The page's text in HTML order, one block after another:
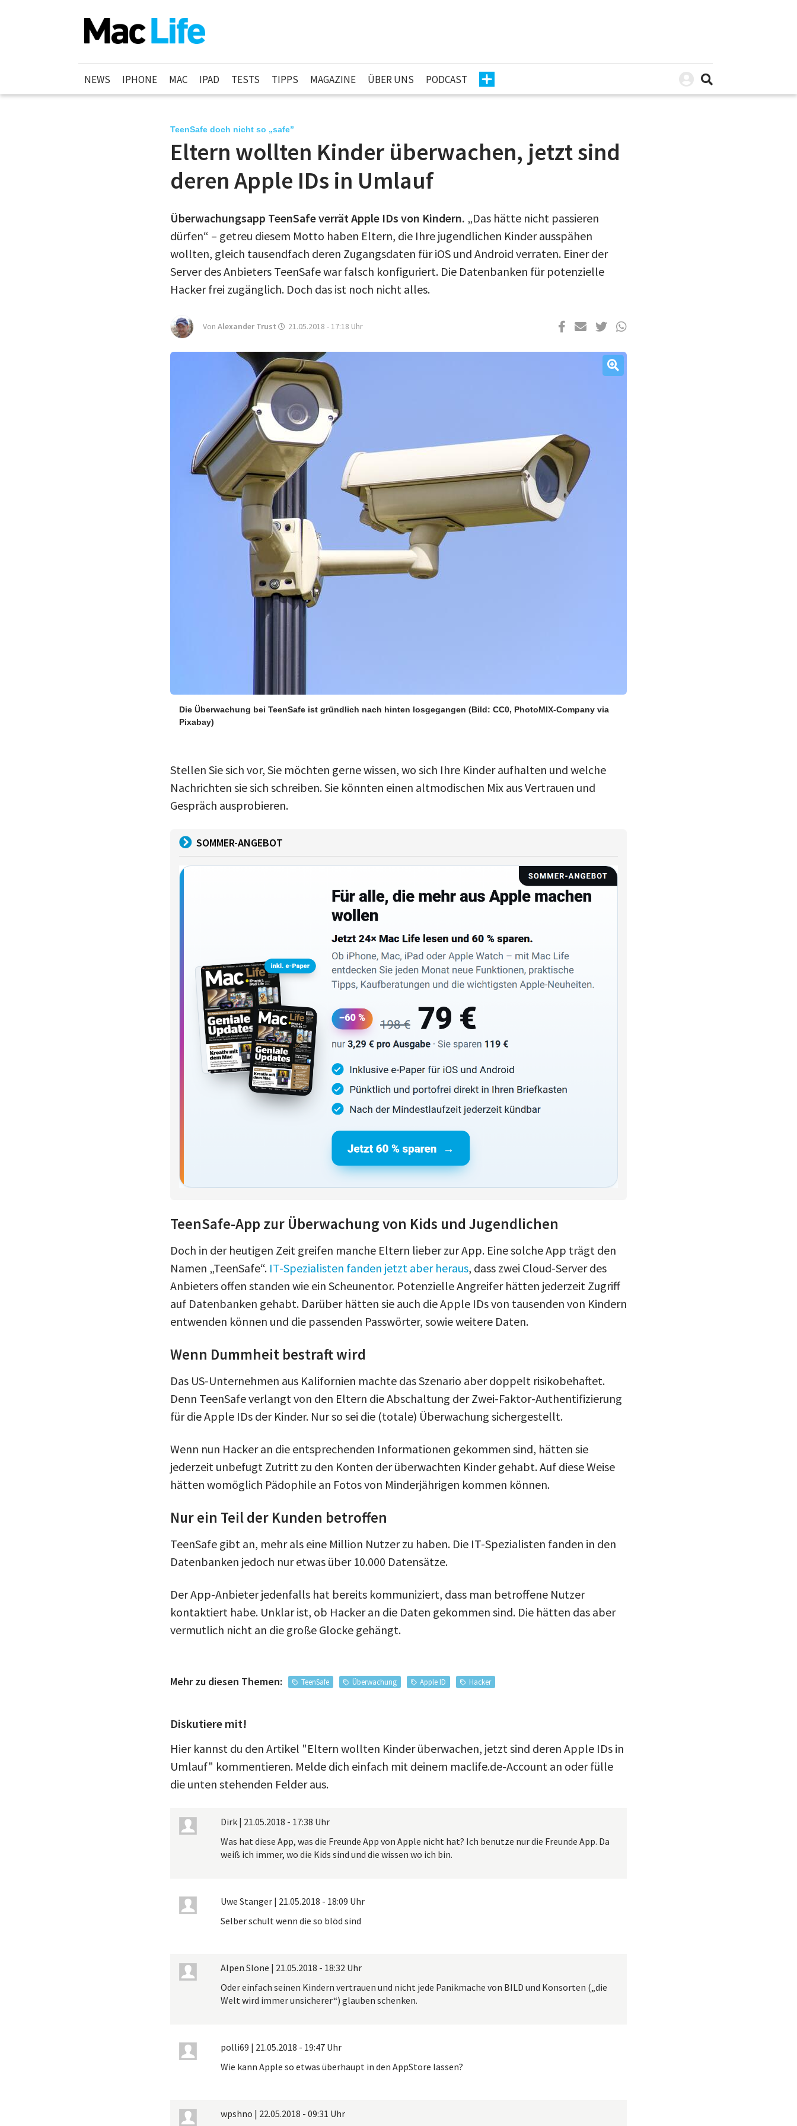
NEWS IPHONE MAC IPAD TESTS TIPPS MAGAZINE ÜBER UNS PODCAST
TeenSafe doch nicht so „safe”
Eltern wollten Kinder überwachen, jetzt sind
deren Apple IDs in Umlauf
Überwachungsapp TeenSafe verrät Apple IDs von Kindern. „Das hätte nicht passieren
dürfen“ – getreu diesem Motto haben Eltern, die Ihre jugendlichen Kinder ausspähen
wollten, gleich tausendfach deren Zugangsdaten für iOS und Android verraten. Einer der
Server des Anbieters TeenSafe war falsch konfiguriert. Die Datenbanken für potenzielle
Hacker frei zugänglich. Doch das ist noch nicht alles.
Von Alexander Trust 21.05.2018 - 17:18 Uhr
Die Überwachung bei TeenSafe ist gründlich nach hinten losgegangen (Bild: CC0, PhotoMIX-Company via
Pixabay)
Stellen Sie sich vor, Sie möchten gerne wissen, wo sich Ihre Kinder aufhalten und welche
Nachrichten sie sich schreiben. Sie könnten einen altmodischen Mix aus Vertrauen und
Gespräch ausprobieren.
SOMMER-ANGEBOT
TeenSafe-App zur Überwachung von Kids und Jugendlichen
Doch in der heutigen Zeit greifen manche Eltern lieber zur App. Eine solche App trägt den
Namen „TeenSafe“. IT-Spezialisten fanden jetzt aber heraus, dass zwei Cloud-Server des
Anbieters offen standen wie ein Scheunentor. Potenzielle Angreifer hätten jederzeit Zugriff
auf Datenbanken gehabt. Darüber hätten sie auch die Apple IDs von tausenden von Kindern
entwenden können und die passenden Passwörter, sowie weitere Daten.
Wenn Dummheit bestraft wird
Das US-Unternehmen aus Kalifornien machte das Szenario aber doppelt risikobehaftet.
Denn TeenSafe verlangt von den Eltern die Abschaltung der Zwei-Faktor-Authentifizierung
für die Apple IDs der Kinder. Nur so sei die (totale) Überwachung sichergestellt.
Wenn nun Hacker an die entsprechenden Informationen gekommen sind, hätten sie
jederzeit unbefugt Zutritt zu den Konten der überwachten Kinder gehabt. Auf diese Weise
hätten womöglich Pädophile an Fotos von Minderjährigen kommen können.
Nur ein Teil der Kunden betroffen
TeenSafe gibt an, mehr als eine Million Nutzer zu haben. Die IT-Spezialisten fanden in den
Datenbanken jedoch nur etwas über 10.000 Datensätze.
Der App-Anbieter jedenfalls hat bereits kommuniziert, dass man betroffene Nutzer
kontaktiert habe. Unklar ist, ob Hacker an die Daten gekommen sind. Die hätten das aber
vermutlich nicht an die große Glocke gehängt.
Mehr zu diesen Themen: TeenSafe Überwachung Apple ID Hacker
Diskutiere mit!
Hier kannst du den Artikel "Eltern wollten Kinder überwachen, jetzt sind deren Apple IDs in
Umlauf" kommentieren. Melde dich einfach mit deinem maclife.de-Account an oder fülle
die unten stehenden Felder aus.
Dirk | 21.05.2018 - 17:38 Uhr
Was hat diese App, was die Freunde App von Apple nicht hat? Ich benutze nur die Freunde App. Da
weiß ich immer, wo die Kids sind und die wissen wo ich bin.
Uwe Stanger | 21.05.2018 - 18:09 Uhr
Selber schult wenn die so blöd sind
Alpen Slone | 21.05.2018 - 18:32 Uhr
Oder einfach seinen Kindern vertrauen und nicht jede Panikmache von BILD und Konsorten („die
Welt wird immer unsicherer“) glauben schenken.
polli69 | 21.05.2018 - 19:47 Uhr
Wie kann Apple so etwas überhaupt in den AppStore lassen?
wpshno | 22.05.2018 - 09:31 Uhr